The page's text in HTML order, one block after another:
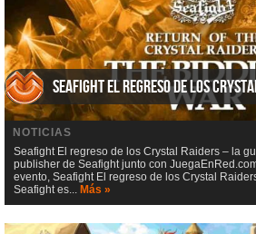
Seafight El regreso de los
NOTICIAS
Seafight El regreso de los Crystal Raiders – la
publisher de Seafight junto con
evento, Seafight El regreso de los Crystal
Seafight es... Más »